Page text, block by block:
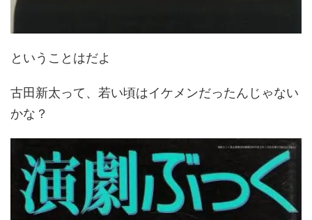
ということはだよ
古田新太って、若い頃はイケメンだったんじゃない
かな？